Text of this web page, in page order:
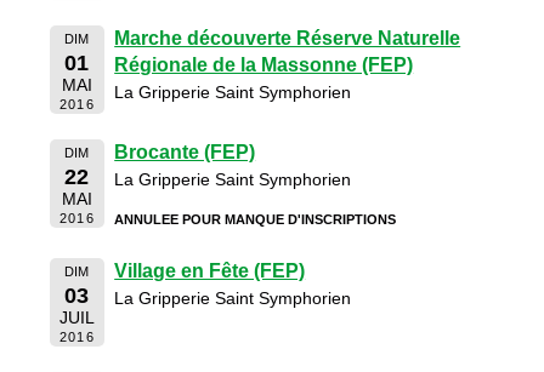
DIM
01
MAI
2016
Marche découverte Réserve Naturelle
Régionale de la Massonne (FEP)
La Gripperie Saint Symphorien
DIM
22
MAI
2016
Brocante (FEP)
La Gripperie Saint Symphorien
ANNULEE POUR MANQUE D'INSCRIPTIONS
DIM
03
JUIL
2016
Village en Fête (FEP)
La Gripperie Saint Symphorien